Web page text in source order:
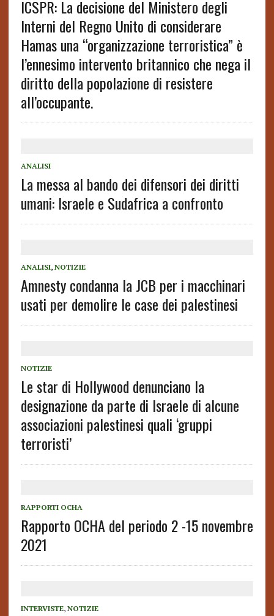
ICSPR: La decisione del Ministero degli
Interni del Regno Unito di considerare
Hamas una “organizzazione terroristica” è
l’ennesimo intervento britannico che nega il
diritto della popolazione di resistere
all’occupante.
ANALISI
La messa al bando dei difensori dei diritti
umani: Israele e Sudafrica a confronto
ANALISI, NOTIZIE
Amnesty condanna la JCB per i macchinari
usati per demolire le case dei palestinesi
NOTIZIE
Le star di Hollywood denunciano la
designazione da parte di Israele di alcune
associazioni palestinesi quali ‘gruppi
terroristi’
RAPPORTI OCHA
Rapporto OCHA del periodo 2 -15 novembre
2021
INTERVISTE, NOTIZIE